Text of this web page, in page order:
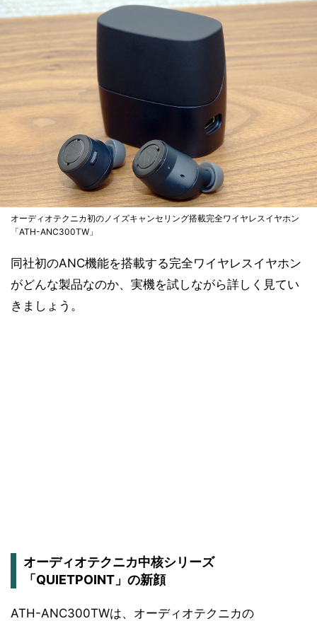
オーディオテクニカ初のノイズキャンセリング搭載完全ワイヤレスイヤホン
「ATH-ANC300TW」
同社初のANC機能を搭載する完全ワイヤレスイヤホン
がどんな製品なのか、実機を試しながら詳しく見てい
きましょう。
オーディオテクニカ中核シリーズ
「QUIETPOINT」の新顔
ATH-ANC300TWは、オーディオテクニカの